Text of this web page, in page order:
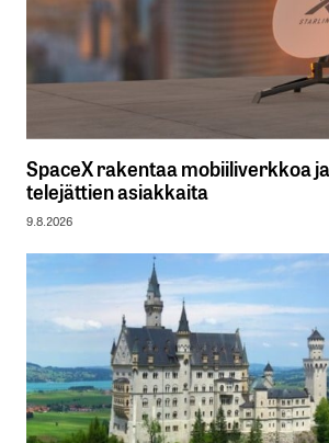
SpaceX rakentaa mobiiliverkkoa
telejättien asiakkaita
9.8.2026